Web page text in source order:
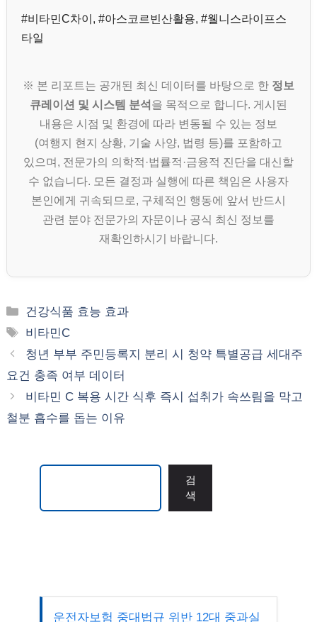
#비타민C차이, #아스코르빈산활용, #웰니스라이프스
타일
※ 본 리포트는 공개된 최신 데이터를 바탕으로 한 정보
큐레이션 및 시스템 분석 을 목적으로 합니다. 게시된
내용은 시점 및 환경에 따라 변동될 수 있는 정보
(여행지 현지 상황, 기술 사양, 법령 등)를 포함하고
있으며, 전문가의 의학적·법률적·금융적 진단을 대신할
수 없습니다. 모든 결정과 실행에 따른 책임은 사용자
본인에게 귀속되므로, 구체적인 행동에 앞서 반드시
관련 분야 전문가의 자문이나 공식 최신 정보를
재확인하시기 바랍니다.
카
테
리
건강식품 효능 효과
태
그
비타민C
청년 부부 주민등록지 분리 시 청약 특별공급 세대주
요건 충족 여부 데이터
비타민 C 복용 시간 식후 즉시 섭취가 속쓰림을 막고
철분 흡수를 돕는 이유
검
색
운전자보험 중대법규 위반 12대 중과실